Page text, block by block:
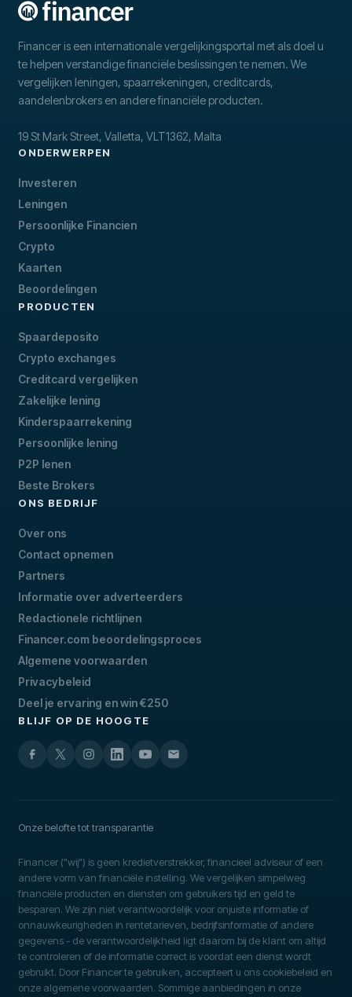
Financer is een internationale vergelijkingsportal met als doel u
te helpen verstandige financiële beslissingen te nemen. We
vergelijken leningen, spaarrekeningen, creditcards,
aandelenbrokers en andere financiële producten.
19 St Mark Street, Valletta, VLT1362, Malta
ONDERWERPEN
Investeren
Leningen
Persoonlijke Financien
Crypto
Kaarten
Beoordelingen
PRODUCTEN
Spaardeposito
Crypto exchanges
Creditcard vergelijken
Zakelijke lening
Kinderspaarrekening
Persoonlijke lening
P2P lenen
Beste Brokers
ONS BEDRIJF
Over ons
Contact opnemen
Partners
Informatie over adverteerders
Redactionele richtlijnen
Financer.com beoordelingsproces
Algemene voorwaarden
Privacybeleid
Deel je ervaring en win €250
BLIJF OP DE HOOGTE
Onze belofte tot transparantie
Financer ("wij") is geen kredietverstrekker, financieel adviseur of een
andere vorm van financiële instelling. We vergelijken simpelweg
financiële producten en diensten om gebruikers tijd en geld te
besparen. We zijn niet verantwoordelijk voor onjuiste informatie of
onnauwkeurigheden in rentetarieven, bedrijfsinformatie of andere
gegevens - de verantwoordelijkheid ligt daarom bij de klant om altijd
te controleren of de informatie correct is voordat een dienst wordt
gebruikt. Door Financer te gebruiken, accepteert u ons cookiebeleid en
onze algemene voorwaarden. Sommige aanbiedingen in onze